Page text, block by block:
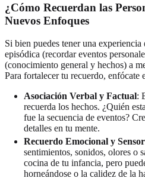
¿Cómo Recuerdan las
Nuevos Enfoques
Si bien puedes tener una
episódica (recordar eventos
(conocimiento general y hechos) a
Para fortalecer tu recuerdo, enfócate
Asociación Verbal y Factual:
recuerda los hechos. ¿Quién
fue la secuencia de eventos?
detalles en tu mente.
Recuerdo Emocional y
sentimientos, sonidos, olores o
cocina de tu infancia, pero
horneándose o la calidez de la